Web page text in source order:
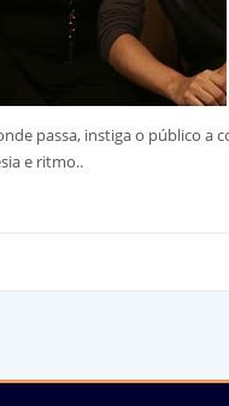
passa, instiga o público a
e ritmo..